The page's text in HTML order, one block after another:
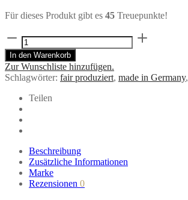
Für dieses Produkt gibt es 45 Treuepunkte!
Kette
Collier
KREISE
von
Ruby
Tuesday
Menge
In den Warenkorb
Zur Wunschliste hinzufügen.
Schlagwörter: fair produziert, made in Germany,
Teilen
Beschreibung
Zusätzliche Informationen
Marke
Rezensionen 0